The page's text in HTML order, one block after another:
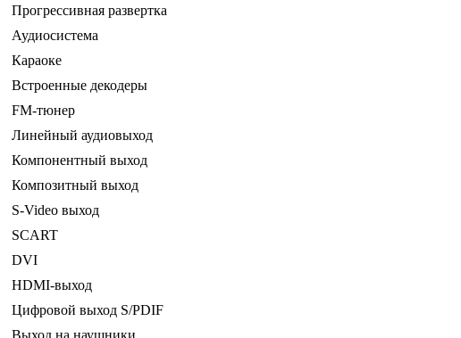
Прогрессивная развертка
Аудиосистема
Караоке
Встроенные декодеры
FM-тюнер
Линейный аудиовыход
Компонентный выход
Композитный выход
S-Video выход
SCART
DVI
HDMI-выход
Цифровой выход S/PDIF